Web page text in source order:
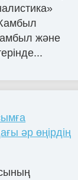
Жамбыл
және
әр өңірдің